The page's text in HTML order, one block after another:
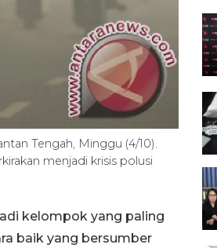
Tengah, Minggu (4/10).
menjadi krisis polusi
kelompok yang paling
baik yang bersumber